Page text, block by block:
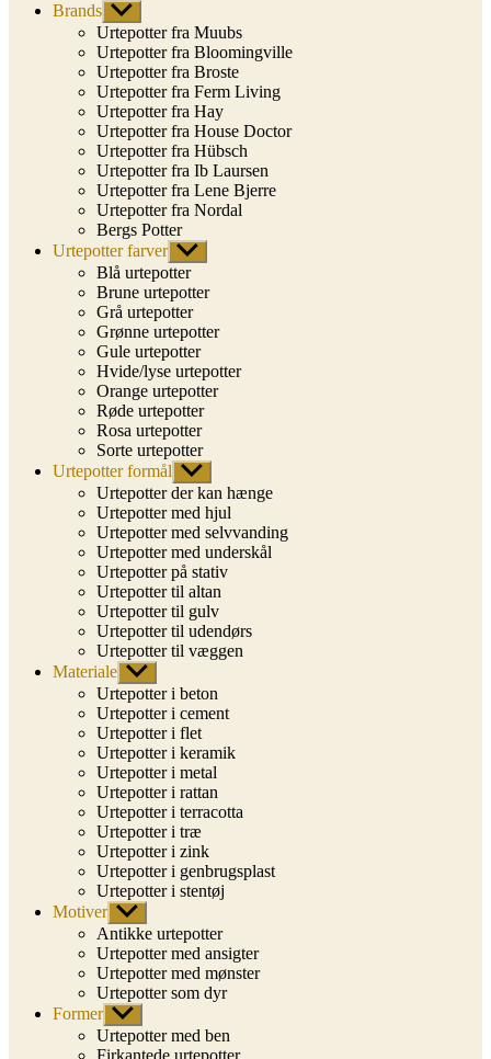
Brands Vis
undermenu
Urtepotter fra Muubs
Urtepotter fra Bloomingville
Urtepotter fra Broste
Urtepotter fra Ferm Living
Urtepotter fra Hay
Urtepotter fra House Doctor
Urtepotter fra Hübsch
Urtepotter fra Ib Laursen
Urtepotter fra Lene Bjerre
Urtepotter fra Nordal
Bergs Potter
Urtepotter farver Vis
undermenu
Blå urtepotter
Brune urtepotter
Grå urtepotter
Grønne urtepotter
Gule urtepotter
Hvide/lyse urtepotter
Orange urtepotter
Røde urtepotter
Rosa urtepotter
Sorte urtepotter
Urtepotter formål Vis
undermenu
Urtepotter der kan hænge
Urtepotter med hjul
Urtepotter med selvvanding
Urtepotter med underskål
Urtepotter på stativ
Urtepotter til altan
Urtepotter til gulv
Urtepotter til udendørs
Urtepotter til væggen
Materiale Vis
undermenu
Urtepotter i beton
Urtepotter i cement
Urtepotter i flet
Urtepotter i keramik
Urtepotter i metal
Urtepotter i rattan
Urtepotter i terracotta
Urtepotter i træ
Urtepotter i zink
Urtepotter i genbrugsplast
Urtepotter i stentøj
Motiver Vis
undermenu
Antikke urtepotter
Urtepotter med ansigter
Urtepotter med mønster
Urtepotter som dyr
Former Vis
undermenu
Urtepotter med ben
Firkantede urtepotter